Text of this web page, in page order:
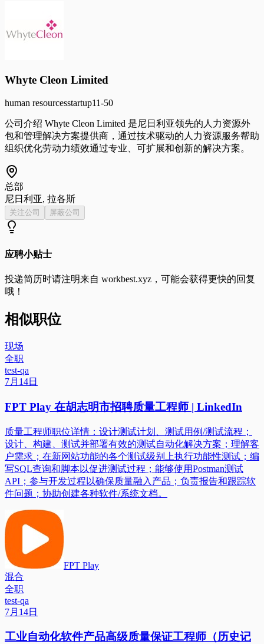
Whyte Cleon Limited
human resourcesstartup11-50
公司介绍 Whyte Cleon Limited 是尼日利亚领先的人力资源外
包和管理解决方案提供商，通过技术驱动的人力资源服务帮助
组织优化劳动力绩效通过专业、可扩展和创新的解决方案。
总部
尼日利亚, 拉各斯
关注公司 屏蔽公司
应聘小贴士
投递简历时请注明来自 workbest.xyz ，可能会获得更快的回复
哦！
相似职位
现场
全职
test-qa
7月14日
FPT Play 在胡志明市招聘质量工程师 | LinkedIn
质量工程师职位详情：设计测试计划、测试用例/测试流程；
设计、构建、测试并部署有效的测试自动化解决方案；理解客
户需求；在新网站功能的各个测试级别上执行功能性测试；编
写SQL查询和脚本以促进测试过程；能够使用Postman测试
API；参与开发过程以确保质量融入产品；负责报告和跟踪软
件问题；协助创建各种软件/系统文档。
FPT Play
混合
全职
test-qa
7月14日
工业自动化软件产品高级质量保证工程师（历史记